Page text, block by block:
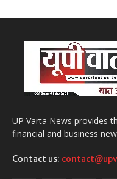
UP Varta News provides
financial and business
Contact us: